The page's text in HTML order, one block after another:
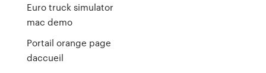
Euro truck simulator
mac demo
Portail orange page
daccueil